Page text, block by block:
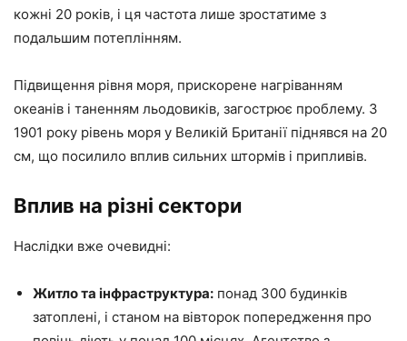
кожні 20 років, і ця частота лише зростатиме з
подальшим потеплінням.
Підвищення рівня моря, прискорене нагріванням
океанів і таненням льодовиків, загострює проблему. З
1901 року рівень моря у Великій Британії піднявся на 20
см, що посилило вплив сильних штормів і припливів.
Вплив на різні сектори
Наслідки вже очевидні:
Житло та інфраструктура: понад 300 будинків
затоплені, і станом на вівторок попередження про